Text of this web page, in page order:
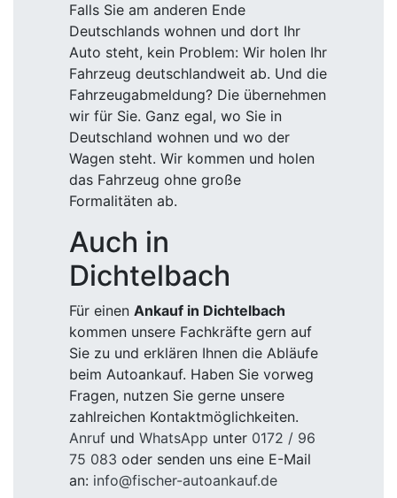
Falls Sie am anderen Ende
Deutschlands wohnen und dort Ihr
Auto steht, kein Problem: Wir holen Ihr
Fahrzeug deutschlandweit ab. Und die
Fahrzeugabmeldung? Die übernehmen
wir für Sie. Ganz egal, wo Sie in
Deutschland wohnen und wo der
Wagen steht. Wir kommen und holen
das Fahrzeug ohne große
Formalitäten ab.
Auch in
Dichtelbach
Für einen Ankauf in Dichtelbach
kommen unsere Fachkräfte gern auf
Sie zu und erklären Ihnen die Abläufe
beim Autoankauf. Haben Sie vorweg
Fragen, nutzen Sie gerne unsere
zahlreichen Kontaktmöglichkeiten.
Anruf und WhatsApp unter 0172 / 96
75 083 oder senden uns eine E-Mail
an: info@fischer-autoankauf.de